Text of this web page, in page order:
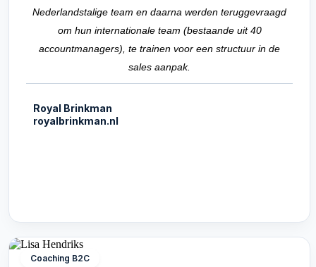
Nederlandstalige team en daarna werden teruggevraagd
om hun internationale team (bestaande uit 40
accountmanagers), te trainen voor een structuur in de
sales aanpak.
Royal Brinkman
royalbrinkman.nl
Coaching B2C